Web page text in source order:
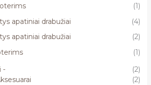
(1)
apatiniai drabužiai
(4)
apatiniai drabužiai
(2)
(1)
-
(2)
(2)